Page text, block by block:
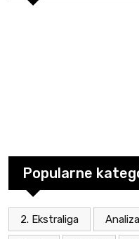
Popularne
2. Ekstraliga Analiza